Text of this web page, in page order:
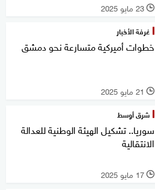
l 23 مايو 2025
غرفة الأخبار
خطوات أميركية متسارعة نحو دمشق
l 21 مايو 2025
شرق أوسط
سوريا.. تشكيل الهيئة الوطنية للعدالة
الانتقالية
l 17 مايو 2025